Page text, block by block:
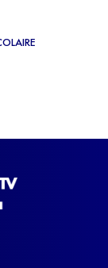
d'Europe de
études avant de